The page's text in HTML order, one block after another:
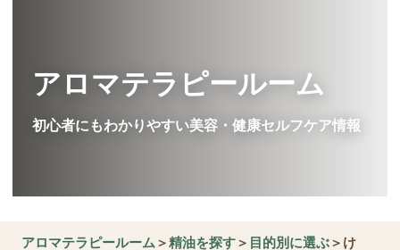
アロマテラピールーム
初心者にもわかりやすい美容・健康セルフケア情報
アロマテラピールーム＞精油を探す＞ 目的別に選ぶ＞け